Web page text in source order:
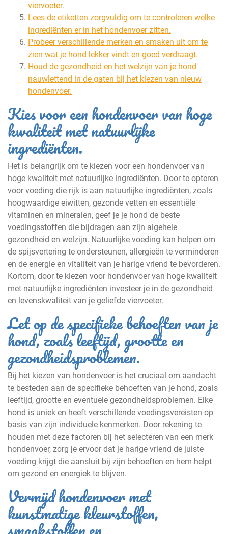
viervoeter.
Lees de etiketten zorgvuldig om te controleren welke
ingrediënten er in het hondenvoer zitten.
Probeer verschillende merken en smaken uit om te
zien wat je hond lekker vindt en goed verdraagt.
Houd de gezondheid en het welzijn van je hond
nauwlettend in de gaten bij het kiezen van nieuw
hondenvoer.
Kies voor een hondenvoer van hoge
kwaliteit met natuurlijke
ingrediënten.
Het is belangrijk om te kiezen voor een hondenvoer van
hoge kwaliteit met natuurlijke ingrediënten. Door te opteren
voor voeding die rijk is aan natuurlijke ingrediënten, zoals
hoogwaardige eiwitten, gezonde vetten en essentiële
vitaminen en mineralen, geef je je hond de beste
voedingsstoffen die bijdragen aan zijn algehele
gezondheid en welzijn. Natuurlijke voeding kan helpen om
de spijsvertering te ondersteunen, allergieën te verminderen
en de energie en vitaliteit van je harige vriend te bevorderen.
Kortom, door te kiezen voor hondenvoer van hoge kwaliteit
met natuurlijke ingrediënten investeer je in de gezondheid
en levenskwaliteit van je geliefde viervoeter.
Let op de specifieke behoeften van je
hond, zoals leeftijd, grootte en
gezondheidsproblemen.
Bij het kiezen van hondenvoer is het cruciaal om aandacht
te besteden aan de specifieke behoeften van je hond, zoals
leeftijd, grootte en eventuele gezondheidsproblemen. Elke
hond is uniek en heeft verschillende voedingsvereisten op
basis van zijn individuele kenmerken. Door rekening te
houden met deze factoren bij het selecteren van een merk
hondenvoer, zorg je ervoor dat je harige vriend de juiste
voeding krijgt die aansluit bij zijn behoeften en hem helpt
om gezond en energiek te blijven.
Vermijd hondenvoer met
kunstmatige kleurstoffen,